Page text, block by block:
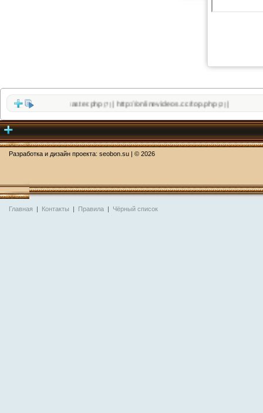
sloth_webmaster.php(7)|http://onlinevideos.cc/top.php(2)|
Разработка и дизайн проекта: seobon.su | © 2026
Главная | Контакты | Правила | Чёрный список